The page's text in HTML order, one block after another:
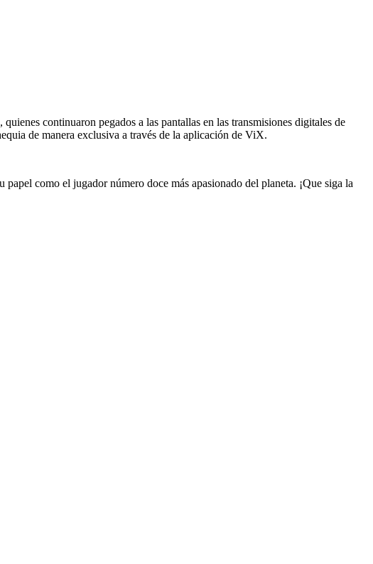
continuaron pegados a las pantallas en las transmisiones digitales de
de manera exclusiva a través de la aplicación de ViX.
como el jugador número doce más apasionado del planeta. ¡Que siga la